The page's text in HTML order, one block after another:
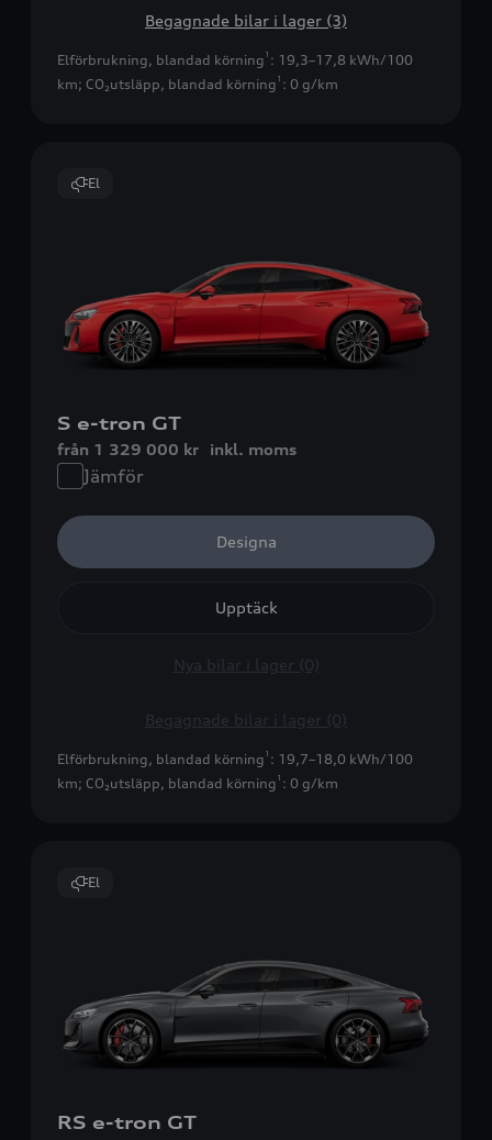
Begagnade bilar i lager (3)
Elförbrukning, blandad körning 1 : 19,3–17,8 kWh/100
km; CO₂utsläpp, blandad körning 1 : 0 g/km
El
S e-tron GT
från 1 329 000 kr inkl. moms
Jämför
Designa
Upptäck
Nya bilar i lager (0)
Begagnade bilar i lager (0)
Elförbrukning, blandad körning 1 : 19,7–18,0 kWh/100
km; CO₂utsläpp, blandad körning 1 : 0 g/km
El
RS e-tron GT